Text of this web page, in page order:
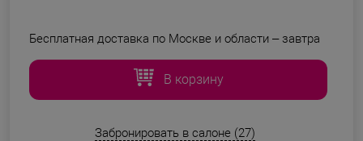
Бесплатная доставка по Москве и области – завтра
В корзину
Забронировать в салоне (27)